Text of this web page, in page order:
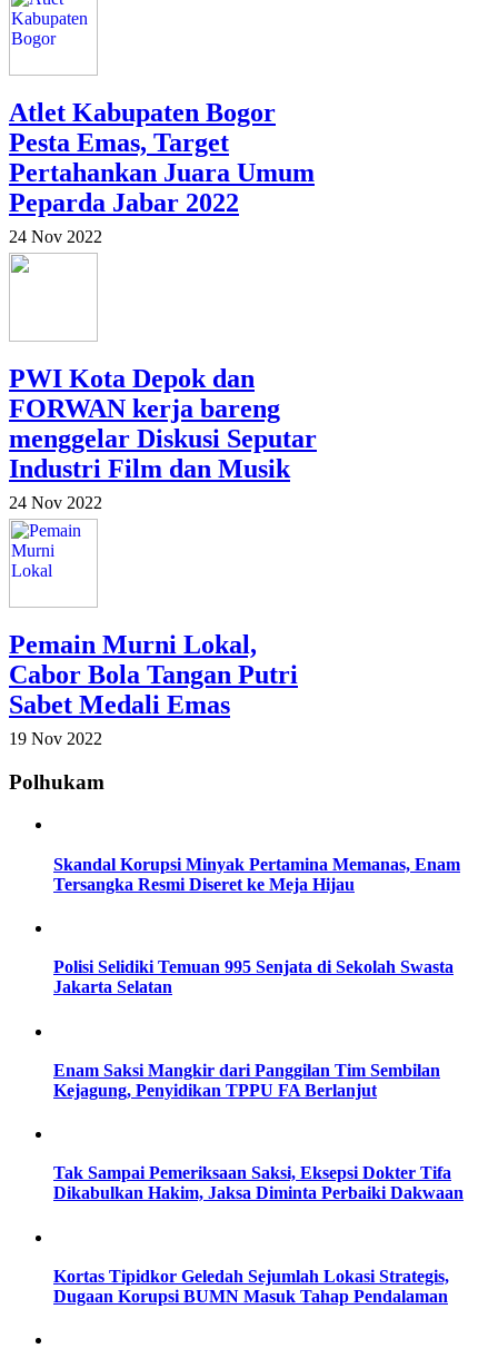
Atlet Kabupaten Bogor
Pesta Emas, Target
Pertahankan Juara Umum
Peparda Jabar 2022
24 Nov 2022
PWI Kota Depok dan
FORWAN kerja bareng
menggelar Diskusi Seputar
Industri Film dan Musik
24 Nov 2022
Pemain Murni Lokal,
Cabor Bola Tangan Putri
Sabet Medali Emas
19 Nov 2022
Polhukam
Skandal Korupsi Minyak Pertamina Memanas, Enam
Tersangka Resmi Diseret ke Meja Hijau
Polisi Selidiki Temuan 995 Senjata di Sekolah Swasta
Jakarta Selatan
Enam Saksi Mangkir dari Panggilan Tim Sembilan
Kejagung, Penyidikan TPPU FA Berlanjut
Tak Sampai Pemeriksaan Saksi, Eksepsi Dokter Tifa
Dikabulkan Hakim, Jaksa Diminta Perbaiki Dakwaan
Kortas Tipidkor Geledah Sejumlah Lokasi Strategis,
Dugaan Korupsi BUMN Masuk Tahap Pendalaman